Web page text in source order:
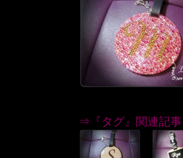
⇒『タグ』関連記事